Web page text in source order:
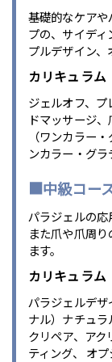
基礎的なケアや
プの、サイデ
プルデザイン、
カリキュラム
ジェルオフ、
ドマッサージ
（ワンカラー
ンカラー・グラ
■中級コー
パラジェルの応
また爪や爪周
ます。
カリキュラム
パラジェルデ
ナル）ナチュ
クリペア、ア
ティング、 オ